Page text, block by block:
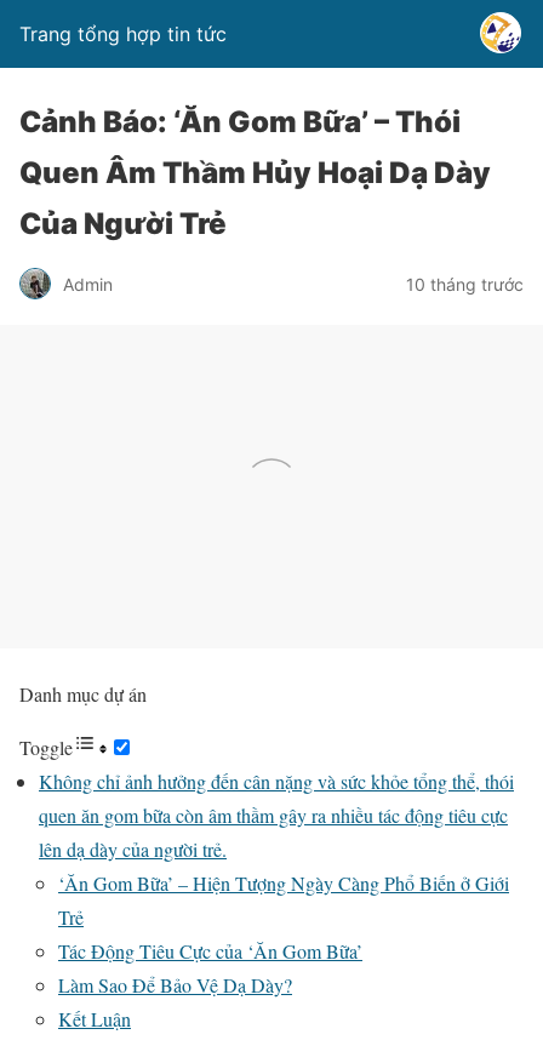
Trang tổng hợp tin tức
Cảnh Báo: ‘Ăn Gom Bữa’ – Thói
Quen Âm Thầm Hủy Hoại Dạ Dày
Của Người Trẻ
Admin 10 tháng trước
Danh mục dự án
Toggle
Không chỉ ảnh hưởng đến cân nặng và sức khỏe tổng thể, thói
quen ăn gom bữa còn âm thầm gây ra nhiều tác động tiêu cực
lên dạ dày của người trẻ.
‘Ăn Gom Bữa’ – Hiện Tượng Ngày Càng Phổ Biến ở Giới
Trẻ
Tác Động Tiêu Cực của ‘Ăn Gom Bữa’
Làm Sao Để Bảo Vệ Dạ Dày?
Kết Luận